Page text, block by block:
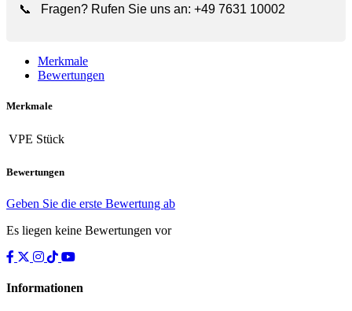
📞
Fragen? Rufen Sie uns an: +49 7631 10002
Merkmale
Bewertungen
Merkmale
VPE Stück
Bewertungen
Geben Sie die erste Bewertung ab
Es liegen keine Bewertungen vor
Informationen